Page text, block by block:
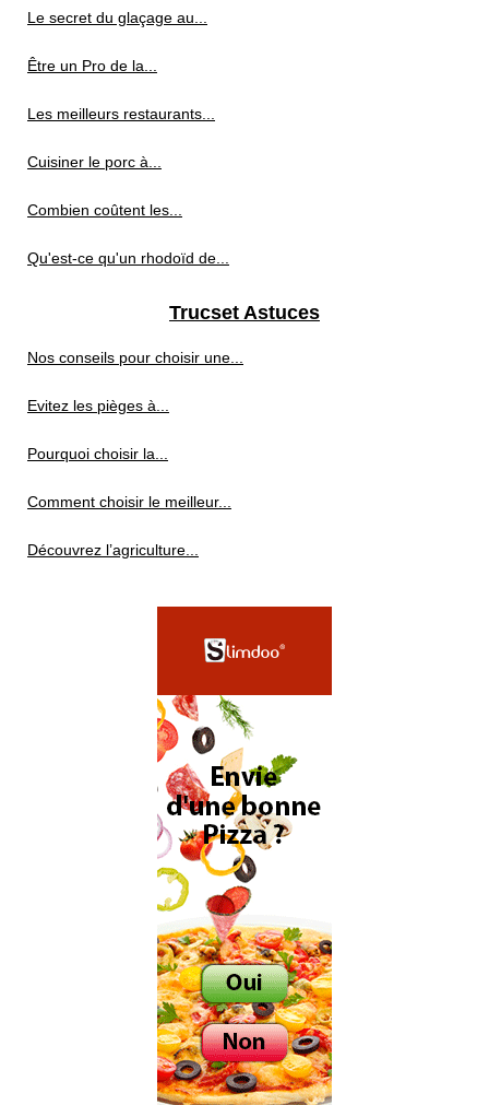
Le secret du glaçage au...
Être un Pro de la...
Les meilleurs restaurants...
Cuisiner le porc à...
Combien coûtent les...
Qu'est-ce qu'un rhodoïd de...
Trucset Astuces
Nos conseils pour choisir une...
Evitez les pièges à...
Pourquoi choisir la...
Comment choisir le meilleur...
Découvrez l’agriculture...